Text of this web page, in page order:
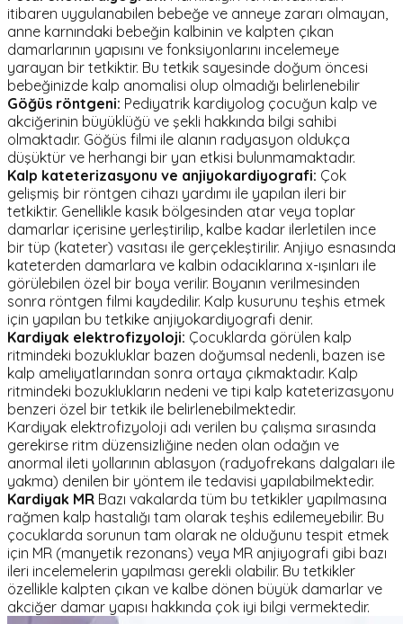
itibaren uygulanabilen bebeğe ve anneye zararı olmayan,
anne karnındaki bebeğin kalbinin ve kalpten çıkan
damarlarının yapısını ve fonksiyonlarını incelemeye
yarayan bir tetkiktir. Bu tetkik sayesinde doğum öncesi
bebeğinizde kalp anomalisi olup olmadığı belirlenebilir
Göğüs röntgeni: Pediyatrik kardiyolog çocuğun kalp ve
akciğerinin büyüklüğü ve şekli hakkında bilgi sahibi
olmaktadır. Göğüs filmi ile alanın radyasyon oldukça
düşüktür ve herhangi bir yan etkisi bulunmamaktadır.
Kalp kateterizasyonu ve anjiyokardiyografi: Çok
gelişmiş bir röntgen cihazı yardımı ile yapılan ileri bir
tetkiktir. Genellikle kasık bölgesinden atar veya toplar
damarlar içerisine yerleştirilip, kalbe kadar ilerletilen ince
bir tüp (kateter) vasıtası ile gerçekleştirilir. Anjiyo esnasında
kateterden damarlara ve kalbin odacıklarına x-ışınları ile
görülebilen özel bir boya verilir. Boyanın verilmesinden
sonra röntgen filmi kaydedilir. Kalp kusurunu teşhis etmek
için yapılan bu tetkike anjiyokardiyografi denir.
Kardiyak elektrofizyoloji: Çocuklarda görülen kalp
ritmindeki bozukluklar bazen doğumsal nedenli, bazen ise
kalp ameliyatlarından sonra ortaya çıkmaktadır. Kalp
ritmindeki bozuklukların nedeni ve tipi kalp kateterizasyonu
benzeri özel bir tetkik ile belirlenebilmektedir.
Kardiyak elektrofizyoloji adı verilen bu çalışma sırasında
gerekirse ritm düzensizliğine neden olan odağın ve
anormal ileti yollarının ablasyon (radyofrekans dalgaları ile
yakma) denilen bir yöntem ile tedavisi yapılabilmektedir.
Kardiyak MR Bazı vakalarda tüm bu tetkikler yapılmasına
rağmen kalp hastalığı tam olarak teşhis edilemeyebilir. Bu
çocuklarda sorunun tam olarak ne olduğunu tespit etmek
için MR (manyetik rezonans) veya MR anjiyografi gibi bazı
ileri incelemelerin yapılması gerekli olabilir. Bu tetkikler
özellikle kalpten çıkan ve kalbe dönen büyük damarlar ve
akciğer damar yapısı hakkında çok iyi bilgi vermektedir.